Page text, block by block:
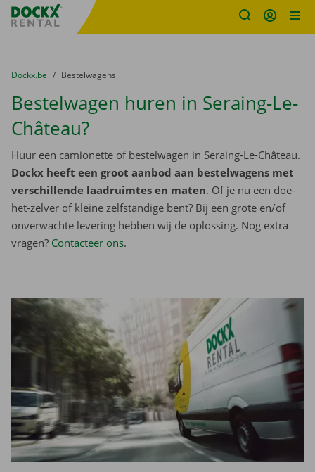
Fratello DEMO
U bevindt zich hier:
van
Dockx.be naar
Bestelwagens
Bestelwagen huren in Seraing-Le-
Château?
Huur een camionette of bestelwagen in Seraing-Le-Château.
Dockx heeft een groot aanbod aan bestelwagens met
verschillende laadruimtes en maten. Of je nu een doe-
het-zelver of kleine zelfstandige bent? Bij een grote en/of
onverwachte levering hebben wij de oplossing. Nog extra
vragen? Contacteer ons.